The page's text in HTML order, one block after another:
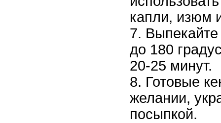
капли, изюм
Выпекайте
до 180
20-25 минут.
Готовые
желании,
посыпкой.